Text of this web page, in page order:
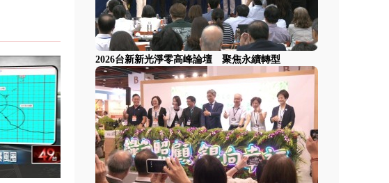
2026台新新光淨零高峰論壇 聚焦永續轉型